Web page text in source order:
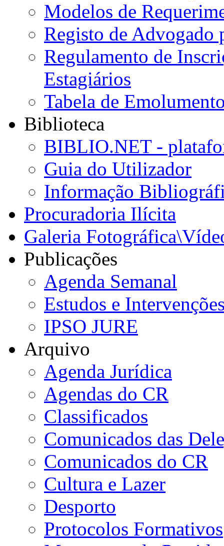
Modelos de
Registo de Advogado
Regulamento de
Estagiários
Tabela de
Biblioteca
BIBLIO.NET -
Guia do Utilizador
Informação
Procuradoria Ilícita
Galeria
Publicações
Agenda Semanal
Estudos e
IPSO JURE
Arquivo
Agenda Jurídica
Agendas do CR
Classificados
Comunicados das
Comunicados do CR
Cultura e Lazer
Desporto
Protocolos Formativos